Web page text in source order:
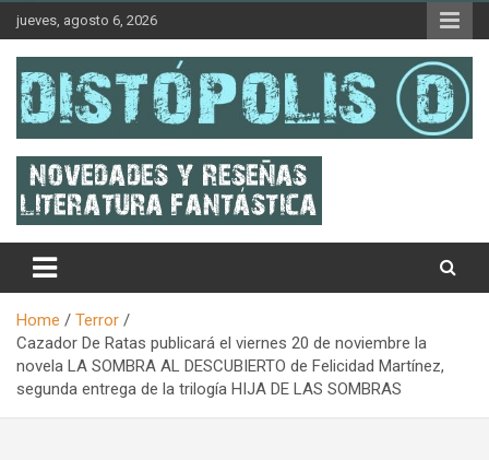
content
jueves, agosto 6, 2026
Distópolis
Home
Terror
Cazador De Ratas publicará el viernes 20 de noviembre la
novela LA SOMBRA AL DESCUBIERTO de Felicidad Martínez,
segunda entrega de la trilogía HIJA DE LAS SOMBRAS